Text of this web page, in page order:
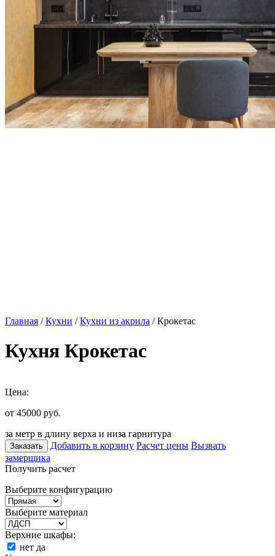
Главная /Кухни /Кухни из акрила / Крокетас
Кухня Крокетас
Цена:
от 45000 руб.
за метр в длину верха и низа гарнитура
Заказать Добавить в корзину Расчет цены Вызвать
замерщика
Получить расчет
Выберите конфигурацию
Выберите материал
Верхние шкафы:
нет да